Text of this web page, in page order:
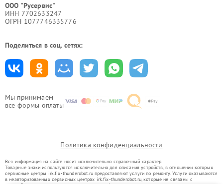
Мы принимаем
все формы оплаты
ООО "Русервис"
ИНН 7702633247
ОГРН 1077746335776
Поделиться в соц. сетях:
Политика конфиденциальности
Вся информация на сайте носит исключительно справочный характер.
Товарные знаки используются исключительно для описания устройств, в отношении которых
сервисные центры irk.fix-thunderobot.ru предоставляют услуги по ремонту. Услуги оказываются
в неавторизованных сервисных центрах irk.fix-thunderobot.ru, которые не связаны с